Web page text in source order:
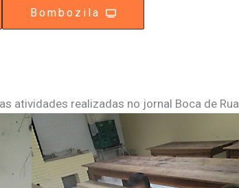
Bombozila
atividades realizadas no jornal Boca de Rua.